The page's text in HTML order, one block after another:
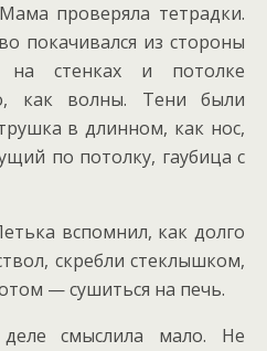
проверяла тетрадки.
покачивался из стороны
стенках и потолке
как волны. Тени были
в длинном, как нос,
по потолку, гаубица с
вспомнил, как долго
скребли стеклышком,
— сушиться на печь.
смыслила мало. Не